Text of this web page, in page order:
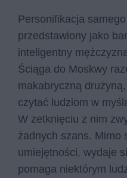
Personifikacja
przedstawiony jako
inteligentny
Ściąga do Moskwy
makabryczną
czytać ludziom w
W zetknięciu z nim
żadnych szans. Mimo
umiejętności, wydaje
pomaga niektórym